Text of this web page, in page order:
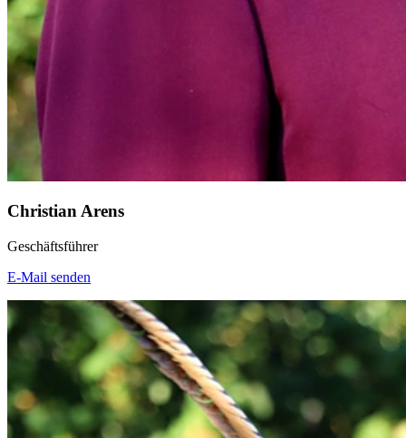
Christian Arens
Geschäftsführer
E-Mail senden